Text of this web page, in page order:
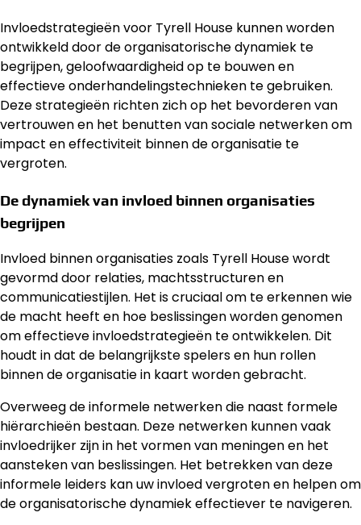
Invloedstrategieën voor Tyrell House kunnen worden
ontwikkeld door de organisatorische dynamiek te
begrijpen, geloofwaardigheid op te bouwen en
effectieve onderhandelingstechnieken te gebruiken.
Deze strategieën richten zich op het bevorderen van
vertrouwen en het benutten van sociale netwerken om
impact en effectiviteit binnen de organisatie te
vergroten.
De dynamiek van invloed binnen organisaties
begrijpen
Invloed binnen organisaties zoals Tyrell House wordt
gevormd door relaties, machtsstructuren en
communicatiestijlen. Het is cruciaal om te erkennen wie
de macht heeft en hoe beslissingen worden genomen
om effectieve invloedstrategieën te ontwikkelen. Dit
houdt in dat de belangrijkste spelers en hun rollen
binnen de organisatie in kaart worden gebracht.
Overweeg de informele netwerken die naast formele
hiërarchieën bestaan. Deze netwerken kunnen vaak
invloedrijker zijn in het vormen van meningen en het
aansteken van beslissingen. Het betrekken van deze
informele leiders kan uw invloed vergroten en helpen om
de organisatorische dynamiek effectiever te navigeren.